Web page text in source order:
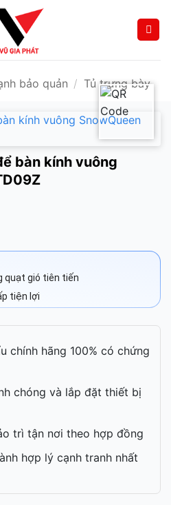
bảo quản / Tủ trưng bày
bàn kính vuông
quạt gió tiên tiến
tiện lợi
chính hãng 100% có chứng
chóng và lắp đặt thiết bị
trì tận nơi theo hợp đồng
hợp lý cạnh tranh nhất